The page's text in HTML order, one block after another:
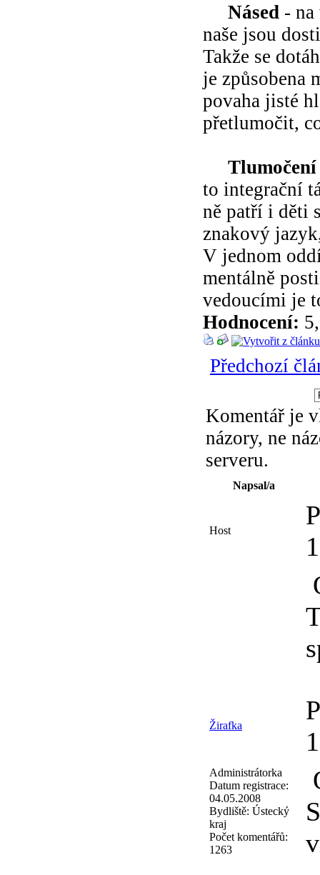
Násed -
naše jsou
Takže se
je způsobena
povaha jisté
přetlumočit,
Tlumočení
to integrační
ně patří i děti
znakový
V jednom
mentálně
vedoucími je
Hodnocení:
Předchozí
Komentář je
názory, ne
serveru.
Napsal/a
Host
Žirafka
Administrátorka
Datum registrace:
04.05.2008
Bydliště: Ústecký
kraj
Počet komentářů:
1263